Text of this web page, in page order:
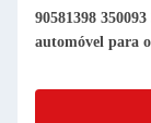
do motor de
ZAFIRA